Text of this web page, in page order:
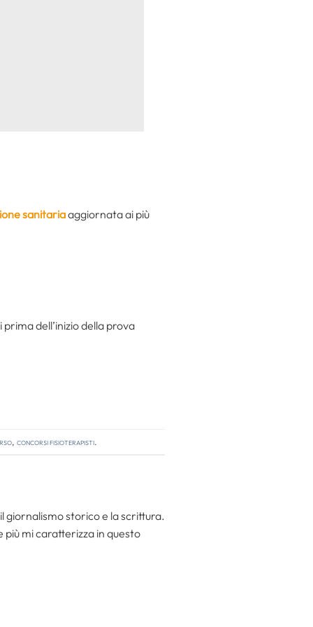
sanitariaaggiornata ai più
prima dell’inizio della prova
, concorsi fisioterapisti.
giornalismo storico e la scrittura.
mi caratterizza in questo